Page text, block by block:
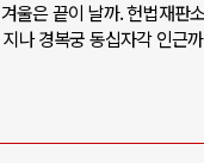
울은 끝이 날까. 헌법재판
나 경복궁 동십자각 인근